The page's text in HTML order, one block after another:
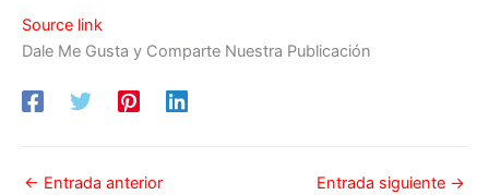
Source link
Dale Me Gusta y Comparte Nuestra Publicación
← Entrada anterior Entrada siguiente →